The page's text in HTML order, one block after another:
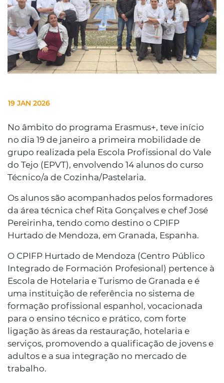
19 JAN 2026
No âmbito do programa Erasmus+, teve início
no dia 19 de janeiro a primeira mobilidade de
grupo realizada pela Escola Profissional do Vale
do Tejo (EPVT), envolvendo 14 alunos do curso
Técnico/a de Cozinha/Pastelaria.
Os alunos são acompanhados pelos formadores
da área técnica chef Rita Gonçalves e chef José
Pereirinha, tendo como destino o CPIFP
Hurtado de Mendoza, em Granada, Espanha.
O CPIFP Hurtado de Mendoza (Centro Público
Integrado de Formación Profesional) pertence à
Escola de Hotelaria e Turismo de Granada e é
uma instituição de referência no sistema de
formação profissional espanhol, vocacionada
para o ensino técnico e prático, com forte
ligação às áreas da restauração, hotelaria e
serviços, promovendo a qualificação de jovens e
adultos e a sua integração no mercado de
trabalho.